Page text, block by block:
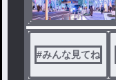
#みんな見てね